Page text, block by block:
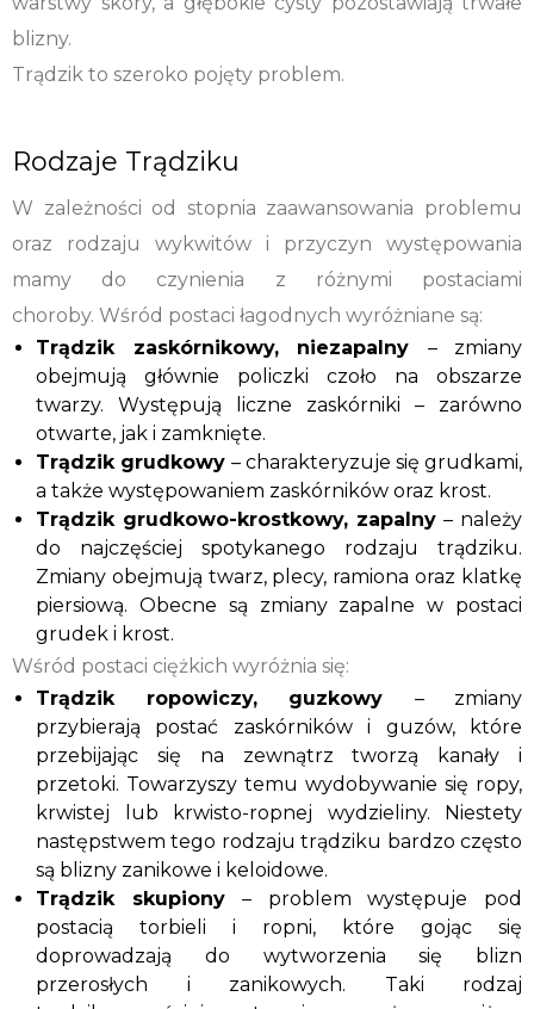
blizny.
Trądzik to szeroko pojęty problem.
Rodzaje Trądziku
W zależności od stopnia zaawansowania problemu
oraz rodzaju wykwitów i przyczyn występowania
mamy do czynienia z różnymi postaciami
choroby. Wśród postaci łagodnych wyróżniane są:
Trądzik zaskórnikowy, niezapalny – zmiany
obejmują głównie policzki czoło na obszarze
twarzy. Występują liczne zaskórniki – zarówno
otwarte, jak i zamknięte.
Trądzik grudkowy – charakteryzuje się grudkami,
a także występowaniem zaskórników oraz krost.
Trądzik grudkowo-krostkowy, zapalny– należy
do najczęściej spotykanego rodzaju trądziku.
Zmiany obejmują twarz, plecy, ramiona oraz klatkę
piersiową. Obecne są zmiany zapalne w postaci
grudek i krost.
Wśród postaci ciężkich wyróżnia się:
Trądzik ropowiczy, guzkowy – zmiany
przybierają postać zaskórników i guzów, które
przebijając się na zewnątrz tworzą kanały i
przetoki. Towarzyszy temu wydobywanie się ropy,
krwistej lub krwisto-ropnej wydzieliny. Niestety
następstwem tego rodzaju trądziku bardzo często
są blizny zanikowe i keloidowe.
Trądzik skupiony– problem występuje pod
postacią torbieli i ropni, które gojąc się
doprowadzają do wytworzenia się blizn
przerosłych i zanikowych. Taki rodzaj